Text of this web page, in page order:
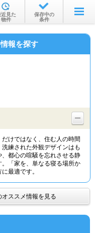
から
から
近見た
物件
保存中の
条件
報を探す
けではなく、住む人の時間
練された外観デザインはも
都心の喧騒を忘れさせる静
「家を、単なる寝る場所か
最適です。
オススメ情報を見る